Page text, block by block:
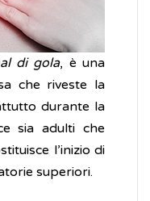
di gola, è una
che riveste la
durante la
sia adulti che
l’inizio di
superiori.